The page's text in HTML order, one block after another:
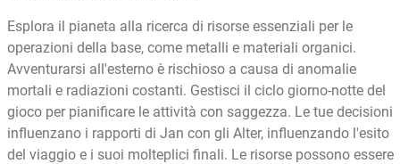
Esplora il pianeta alla ricerca di risorse essenziali per le
operazioni della base, come metalli e materiali organici.
Avventurarsi all'esterno è rischioso a causa di anomalie
mortali e radiazioni costanti. Gestisci il ciclo giorno-notte del
gioco per pianificare le attività con saggezza. Le tue decisioni
influenzano i rapporti di Jan con gli Alter, influenzando l'esito
del viaggio e i suoi molteplici finali. Le risorse possono essere